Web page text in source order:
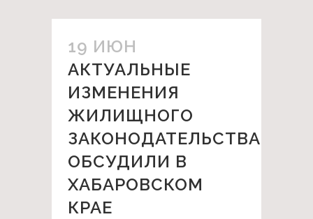
19 ИЮН
АКТУАЛЬНЫЕ
ИЗМЕНЕНИЯ
ЖИЛИЩНОГО
ЗАКОНОДАТЕЛЬСТВА
ОБСУДИЛИ В
ХАБАРОВСКОМ
КРАЕ